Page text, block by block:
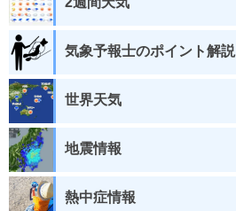
気象予報士のポイント解説
世界天気
地震情報
熱中症情報